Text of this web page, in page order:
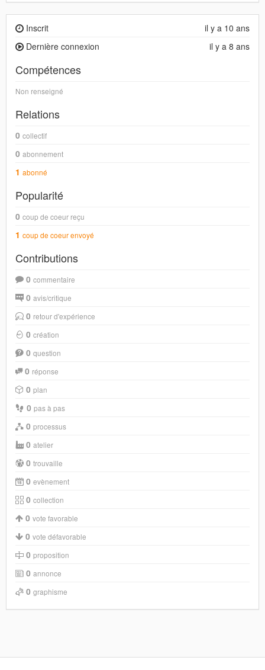
il y a 10 ans
Inscrit
il y a 8 ans
Dernière connexion
Compétences
Non renseigné
Relations
0 collectif
0 abonnement
1 abonné
Popularité
0 coup de coeur reçu
1 coup de coeur envoyé
Contributions
0 commentaire
0 avis/critique
0 retour d'expérience
0 création
0 question
0 réponse
0 plan
0 pas à pas
0 processus
0 atelier
0 trouvaille
0 evènement
0 collection
0 vote favorable
0 vote défavorable
0 proposition
0 annonce
0 graphisme